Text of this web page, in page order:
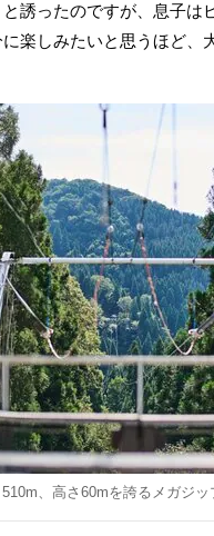
誘ったのですが、息子は
楽しみたいと思うほど、
、高さ60mを誇るメガジッ
「山岳
梨県警＞